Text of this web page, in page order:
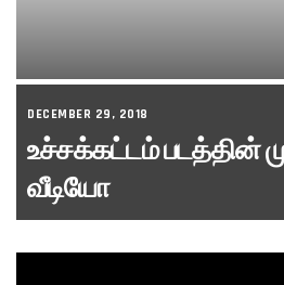
DECEMBER 29, 2018
உச்சக்கட்டம் படத்தின்
வீடியோ